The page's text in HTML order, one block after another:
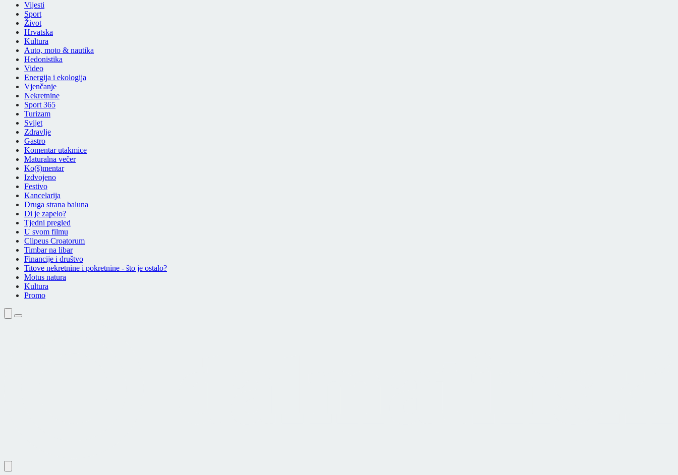
Vijesti
Sport
Život
Hrvatska
Kultura
Auto, moto & nautika
Hedonistika
Video
Energija i ekologija
Vjenčanje
Nekretnine
Sport 365
Turizam
Svijet
Zdravlje
Gastro
Komentar utakmice
Maturalna večer
Ko(š)mentar
Izdvojeno
Festivo
Kancelarija
Druga strana baluna
Di je zapelo?
Tjedni pregled
U svom filmu
Clipeus Croatorum
Timbar na libar
Financije i društvo
Titove nekretnine i pokretnine - što je ostalo?
Motus natura
Kultura
Promo